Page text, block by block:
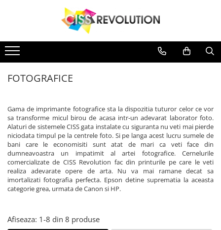
Jet Cerneala
DYE
EPSON
CANON
HP
PIGMENT
EPSON
HP
CANON
SUBLIMARE
MEDII DE PRINTARE
HARTIE SUBLIMARE
HARTIE FOTO
FLATBED
ECHIPAMENTE
CONSUMABILE
Casete reziduale
Cartuse originale
Chipuri
Jet Cerneala
DYE
HP
PIGMENT
MEDII DE PRINTARE
HARTIE SUBLIMARE
HARTIE FOTO
FLATBED
ECHIPAMENTE
CONSUMABILE
FOTOGRAFICE
Gama de imprimante fotografice sta la dispozitia tuturor celor ce vor
sa transforme micul birou de acasa intr-un adevarat laborator foto.
Alaturi de sistemele CISS gata instalate cu siguranta nu veti mai pierde
niciodata timpul pe la centrele foto. Si pe langa acest lucru sumele de
bani care le economisiti sunt atat de mari ca veti face din
dumneavoastra un impatimit al artei fotografice. Cernelurile
comercializate de CISS Revolution fac din printurile pe care le veti
realiza adevarate opere de arta. Nu va mai ramane decat sa
imortalizati fotografia perfecta. Epson detine suprematia la aceasta
categorie grea, urmata de Canon si HP.
Afiseaza: 1-8 din 8 produse